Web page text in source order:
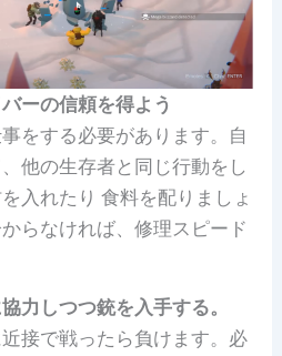
ーの信頼を得よう
をする必要があります。自
他の生存者と同じ行動をし
入れたり 食料を配りましょ
らなければ、修理スピード
力しつつ銃を入手する。
接で戦ったら負けます。必